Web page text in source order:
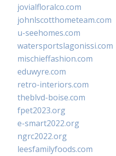
jovialfloralco.com
johnlscotthometeam.com
u-seehomes.com
watersportslagonissi.com
mischieffashion.com
eduwyre.com
retro-interiors.com
theblvd-boise.com
fpet2023.org
e-smart2022.org
ngrc2022.org
leesfamilyfoods.com